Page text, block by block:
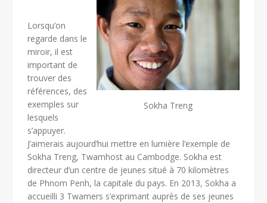
Sokha Treng
Lorsqu’on
regarde dans le
miroir, il est
important de
trouver des
références, des
exemples sur
lesquels
s’appuyer.
J’aimerais aujourd’hui mettre en lumière l’exemple de
Sokha Treng, Twamhost au Cambodge. Sokha est
directeur d’un centre de jeunes situé à 70 kilomètres
de Phnom Penh, la capitale du pays. En 2013, Sokha a
accueilli 3 Twamers s’exprimant auprès de ses jeunes